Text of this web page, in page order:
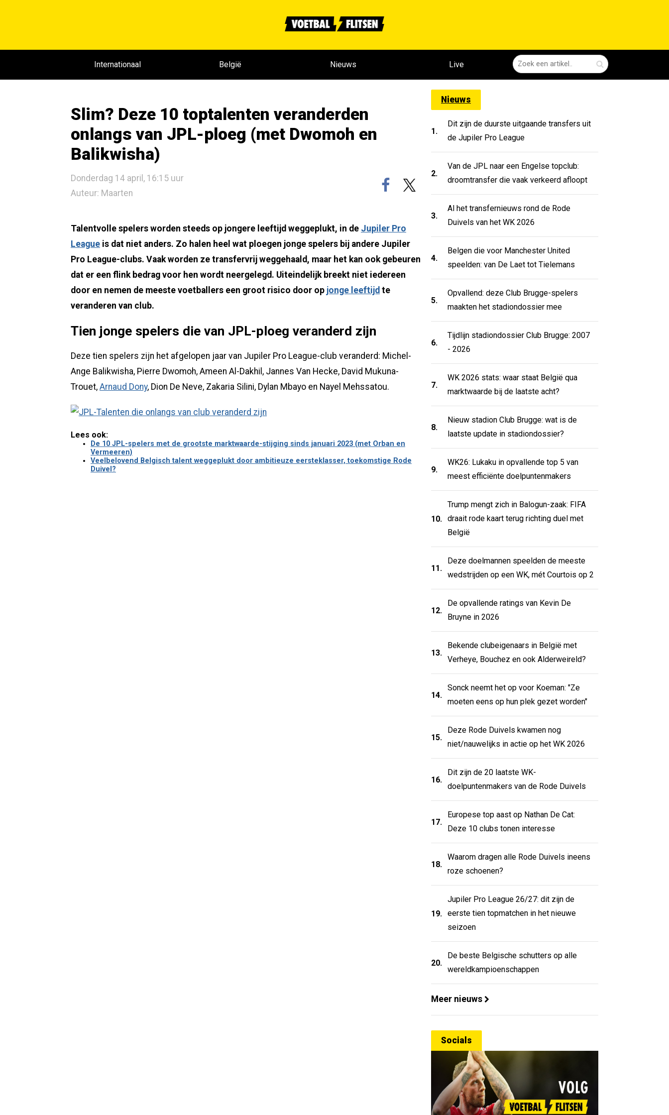
Internationaal België Nieuws Live
Slim? Deze 10 toptalenten veranderden
onlangs van JPL-ploeg (met Dwomoh en
Balikwisha)
Donderdag 14 april, 16:15 uur
Auteur: Maarten
Talentvolle spelers worden steeds op jongere leeftijd weggeplukt, in de Jupiler Pro
League is dat niet anders. Zo halen heel wat ploegen jonge spelers bij andere Jupiler
Pro League-clubs. Vaak worden ze transfervrij weggehaald, maar het kan ook gebeuren
dat er een flink bedrag voor hen wordt neergelegd. Uiteindelijk breekt niet iedereen
door en nemen de meeste voetballers een groot risico door op jonge leeftijd te
veranderen van club.
Tien jonge spelers die van JPL-ploeg veranderd zijn
Deze tien spelers zijn het afgelopen jaar van Jupiler Pro League-club veranderd: Michel-
Ange Balikwisha, Pierre Dwomoh, Ameen Al-Dakhil, Jannes Van Hecke, David Mukuna-
Trouet, Arnaud Dony, Dion De Neve, Zakaria Silini, Dylan Mbayo en Nayel Mehssatou.
Lees ook:
De 10 JPL-spelers met de grootste marktwaarde-stijging sinds januari 2023 (met Orban en
Vermeeren)
Veelbelovend Belgisch talent weggeplukt door ambitieuze eersteklasser, toekomstige Rode
Duivel?
Nieuws
1.
Dit zijn de duurste uitgaande transfers uit
de Jupiler Pro League
2.
Van de JPL naar een Engelse topclub:
droomtransfer die vaak verkeerd afloopt
3.
Al het transfernieuws rond de Rode
Duivels van het WK 2026
4.
Belgen die voor Manchester United
speelden: van De Laet tot Tielemans
5.
Opvallend: deze Club Brugge-spelers
maakten het stadiondossier mee
6.
Tijdlijn stadiondossier Club Brugge: 2007
- 2026
7.
WK 2026 stats: waar staat België qua
marktwaarde bij de laatste acht?
8.
Nieuw stadion Club Brugge: wat is de
laatste update in stadiondossier?
9.
WK26: Lukaku in opvallende top 5 van
meest efficiënte doelpuntenmakers
10.
Trump mengt zich in Balogun-zaak: FIFA
draait rode kaart terug richting duel met
België
11.
Deze doelmannen speelden de meeste
wedstrijden op een WK, mét Courtois op 2
12.
De opvallende ratings van Kevin De
Bruyne in 2026
13.
Bekende clubeigenaars in België met
Verheye, Bouchez en ook Alderweireld?
14.
Sonck neemt het op voor Koeman: "Ze
moeten eens op hun plek gezet worden"
15.
Deze Rode Duivels kwamen nog
niet/nauwelijks in actie op het WK 2026
16.
Dit zijn de 20 laatste WK-
doelpuntenmakers van de Rode Duivels
17.
Europese top aast op Nathan De Cat:
Deze 10 clubs tonen interesse
18.
Waarom dragen alle Rode Duivels ineens
roze schoenen?
19.
Jupiler Pro League 26/27: dit zijn de
eerste tien topmatchen in het nieuwe
seizoen
20.
De beste Belgische schutters op alle
wereldkampioenschappen
Meer nieuws
Socials